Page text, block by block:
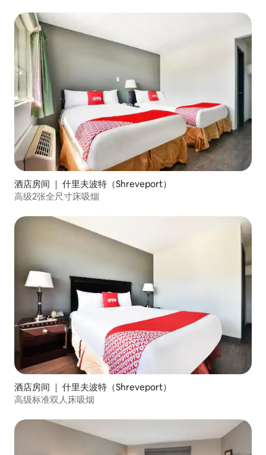
酒店房间 ｜ 什里夫波特（Shreveport）
高级2张全尺寸床吸烟
酒店房间 ｜ 什里夫波特（Shreveport）
高级标准双人床吸烟